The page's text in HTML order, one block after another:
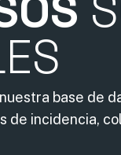
base de
de incidencia,